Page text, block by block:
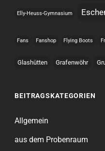
Elly-Heuss-Gymnasium
Fans Fanshop Flying Boots
Glashütten Grafenwöhr
BEITRAGSKATEGORIEN
Allgemein
aus dem Probenraum